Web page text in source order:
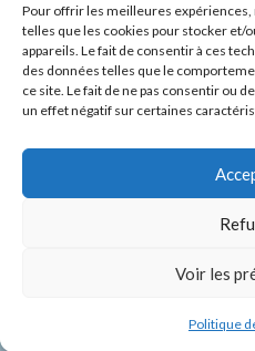
Pour offrir les meilleures
telles que les cookies pour stocker et/
appareils. Le fait de consentir à ces
des données telles que le
ce site. Le fait de ne pas consentir ou
un effet négatif sur certaines
Voir les
Politique